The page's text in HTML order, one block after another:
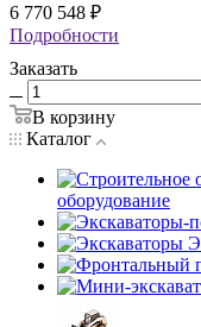
6 770 548 ₽
Подробности
Заказать
В корзину
Каталог
оборудование